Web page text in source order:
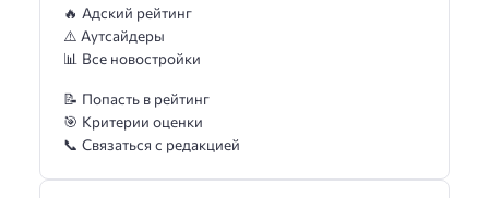
🔥 Адский рейтинг
⚠️ Аутсайдеры
📊 Все новостройки
📝 Попасть в рейтинг
🎯 Критерии оценки
📞 Связаться с редакцией